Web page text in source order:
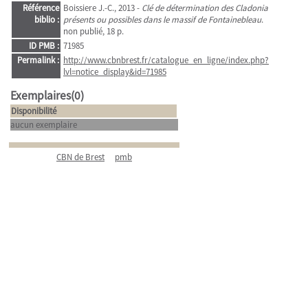
Référence
biblio :
Boissiere J.-C., 2013 - Clé de détermination des Cladonia
présents ou possibles dans le massif de Fontainebleau.
non publié, 18 p.
ID PMB : 71985
Permalink : http://www.cbnbrest.fr/catalogue_en_ligne/index.php?
lvl=notice_display&id=71985
Exemplaires(0)
Disponibilité
aucun exemplaire
CBN de Brest pmb